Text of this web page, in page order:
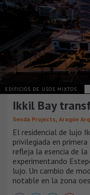
EDIFICIOS DE USOS MIXTOS
Ikkil Bay
Senda Projects, Aragón
El residencial de lujo
privilegiada en
refleja la esencia de
experimentando
lujo. Un cambio de
notable en la zona